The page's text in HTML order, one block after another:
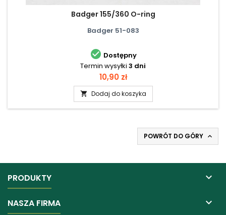
Badger 155/360 O-ring
Badger 51-083
 Dostępny
Termin wysyłki 3 dni
Cena
10,90 zł
 Dodaj do koszyka
POWRÓT DO GÓRY 
PRODUKTY 
NASZA FIRMA 